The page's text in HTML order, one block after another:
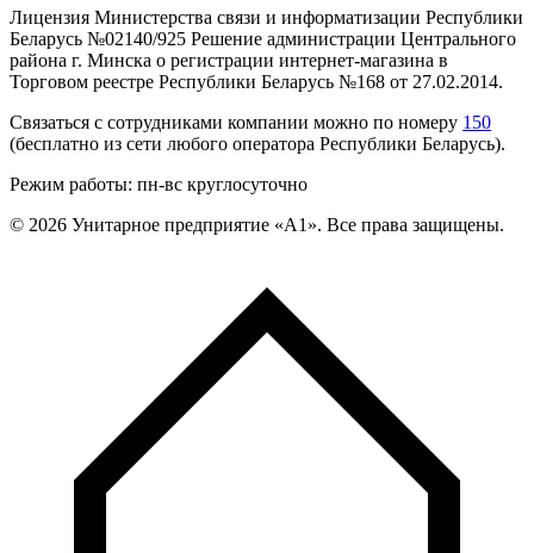
Лицензия Министерства связи и информатизации Республики
Беларусь №02140/925 Решение администрации Центрального
района г. Минска о регистрации интернет-магазина в
Торговом реестре Республики Беларусь №168 от 27.02.2014.
Связаться с сотрудниками компании можно по номеру 150
(бесплатно из сети любого оператора Республики Беларусь).
Режим работы: пн-вс круглосуточно
© 2026 Унитарное предприятие «А1». Все права защищены.